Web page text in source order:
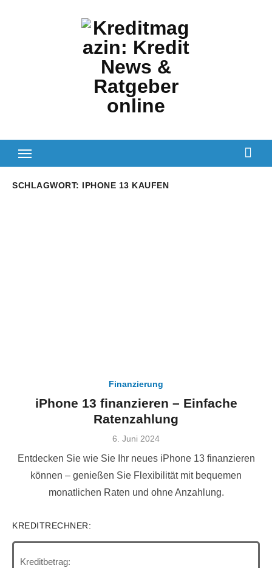
SCHLAGWORT: IPHONE 13 KAUFEN
Finanzierung
iPhone 13 finanzieren – Einfache
Ratenzahlung
Veröffentlicht
6. Juni 2024
Entdecken Sie wie Sie Ihr neues iPhone 13 finanzieren
können – genießen Sie Flexibilität mit bequemen
monatlichen Raten und ohne Anzahlung.
KREDITRECHNER:
Kreditbetrag: